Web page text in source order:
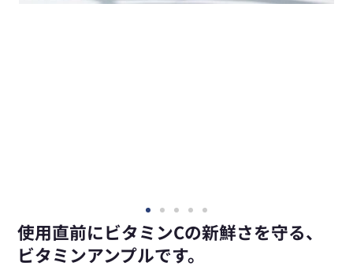
使用直前にビタミンCの新鮮さを守る、
ビタミンアンプルです。